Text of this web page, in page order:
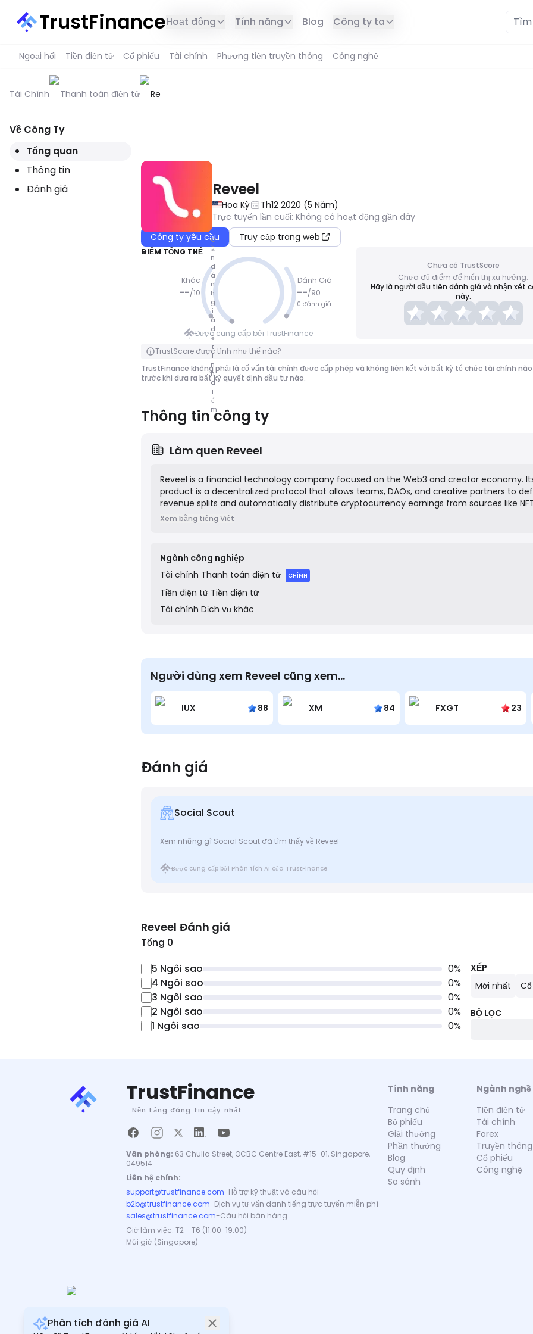
TrustFinanceHoạt động Tính năng Blog Công ty ta
Ngoại hối Tiền điện tử Cổ phiếu Tài chính Phương tiện truyền thông Công nghệ
Tài Chính Thanh toán điện tử Reveel
Về Công Ty
Tổng quan
Thông tin
Đánh giá
Reveel
Hoa Kỳ Th12 2020 (5 Năm)
Trực tuyến lần cuối: Không có hoạt động gần đây
Công ty yêu cầu
Truy cập trang web
ĐIỂM TỔNG THỂ
Khác
--/10
C
ầ
n
đ
á
n
h
g
i
á
đ
ể
t
í
n
h
đ
i
ể
m
KHÔNG Đ
IỂM
Nhấp để lật
Đánh Giá
--/90
0 đánh giá
Được cung cấp bởi TrustFinance
Chưa có TrustScore
Chưa đủ điểm để hiển thị xu hướng.
Hãy là người đầu tiên đánh giá và nhận xét
này.
TrustScore được tính như thế nào?
TrustFinance không phải là cố vấn tài chính được cấp phép và không liên kết với bất kỳ tổ chức tài chính
trước khi đưa ra bất kỳ quyết định đầu tư nào.
Thông tin công ty
Làm quen Reveel
Reveel is a financial technology company focused on the Web3 and creator economy.
product is a decentralized protocol that allows teams, DAOs, and creative partners to
revenue splits and automatically distribute cryptocurrency earnings from sources like
sales or other on-chain activities. The platform aims to simplify collaboration and financial
Xem bằng tiếng Việt
Ngành công nghiệp
Tài chính Thanh toán điện tử CHÍNH
Tiền điện tử Tiền điện tử
Tài chính Dịch vụ khác
Người dùng xem Reveel cũng xem…
IUX 88 XM 84 FXGT 23
Đánh giá
Social Scout
Xem những gì Social Scout đã tìm thấy về Reveel
Được cung cấp bởi Phân tích AI của TrustFinance
Reveel Đánh giá
Tổng 0
5 Ngôi sao 0%
4 Ngôi sao 0%
3 Ngôi sao 0%
2 Ngôi sao 0%
1 Ngôi sao 0%
XẾP
Mới nhất
BỘ LỌC
Phân tích đánh giá AI
TrustFinance
Nền tảng đáng tin cậy nhất
Văn phòng: 63 Chulia Street, OCBC Centre East, #15-01, Singapore,
049514
Liên hệ chính:
support@trustfinance.com-Hỗ trợ kỹ thuật và câu hỏi
b2b@trustfinance.com-Dịch vụ tư vấn danh tiếng trực tuyến miễn phí
sales@trustfinance.com-Câu hỏi bán hàng
Giờ làm việc: T2 - T6 (11:00-19:00)
Múi giờ (Singapore)
Tính năng
Trang chủ
Bỏ phiếu
Giải thưởng
Phần thưởng
Blog
Quy định
So sánh
Ngành nghề
Tiền điện tử
Tài chính
Forex
Truyền thông
Cổ phiếu
Công nghệ